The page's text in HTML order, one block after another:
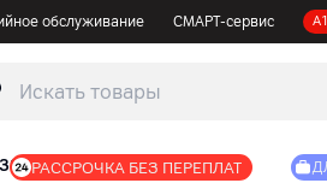
обслуживание СМАРТ-сервис
РАССРОЧКА БЕЗ ПЕРЕПЛАТ